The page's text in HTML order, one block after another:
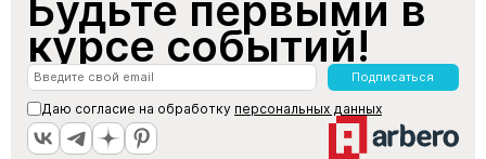
курсе событий!
Подписаться
Даю согласие на обработку персональных данных